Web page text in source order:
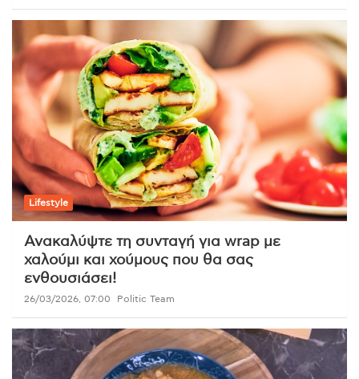
Lifestyle
Ανακαλύψτε τη συνταγή για wrap με
χαλούμι και χούμους που θα σας
ενθουσιάσει!
26/03/2026, 07:00 Politic Team